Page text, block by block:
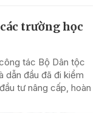
trường học
tác Bộ Dân tộc
dẫn đầu đã đi kiểm
tư nâng cấp, hoàn